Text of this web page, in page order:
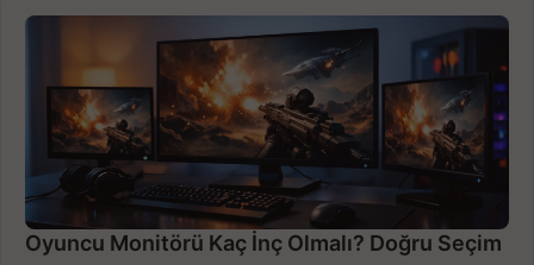
Oyuncu Monitörü Kaç İnç Olmalı? Doğru Seçim